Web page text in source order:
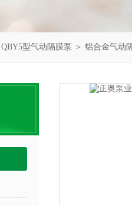
QBY5型气动隔膜泵 ＞ 铝合金气动